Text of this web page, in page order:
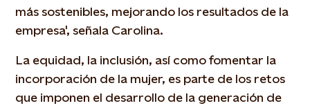
más sostenibles, mejorando los resultados de la
empresa', señala Carolina.
La equidad, la inclusión, así como fomentar la
incorporación de la mujer, es parte de los retos
que imponen el desarrollo de la generación de